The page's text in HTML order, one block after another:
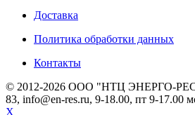
Доставка
Политика обработки данных
Контакты
© 2012-2026 ООО "НТЦ ЭНЕРГО-
83, info@en-res.ru, 9-18.00, пт 9-17.00
X